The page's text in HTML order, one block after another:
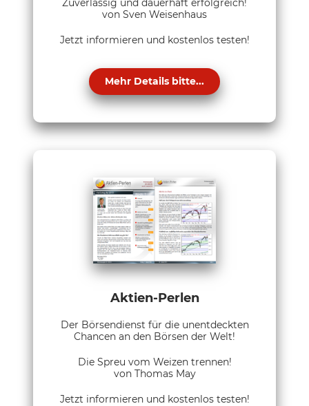
Zuverlässig und dauerhaft erfolgreich!
von Sven Weisenhaus
Jetzt informieren und kostenlos testen!
Mehr Details bitte...
Aktien-Perlen
Der Börsendienst für die unentdeckten
Chancen an den Börsen der Welt!
Die Spreu vom Weizen trennen!
von Thomas May
Jetzt informieren und kostenlos testen!